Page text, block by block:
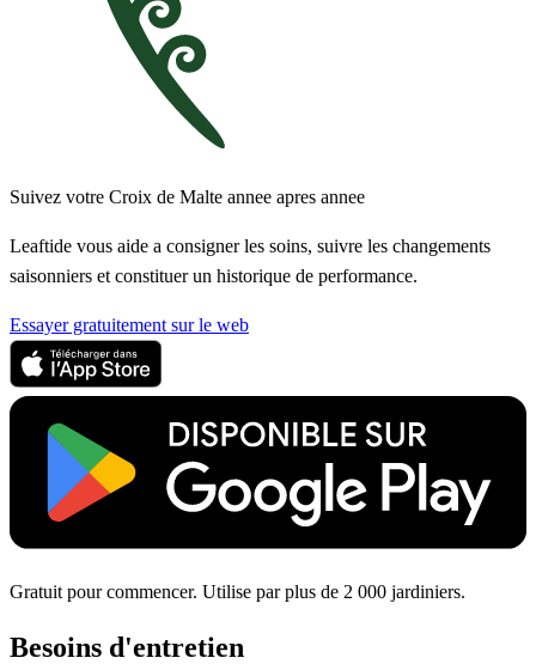
Suivez votre Croix de Malte annee apres annee
Leaftide vous aide a consigner les soins, suivre les changements
saisonniers et constituer un historique de performance.
Essayer gratuitement sur le web
Gratuit pour commencer. Utilise par plus de 2 000 jardiniers.
Besoins d'entretien